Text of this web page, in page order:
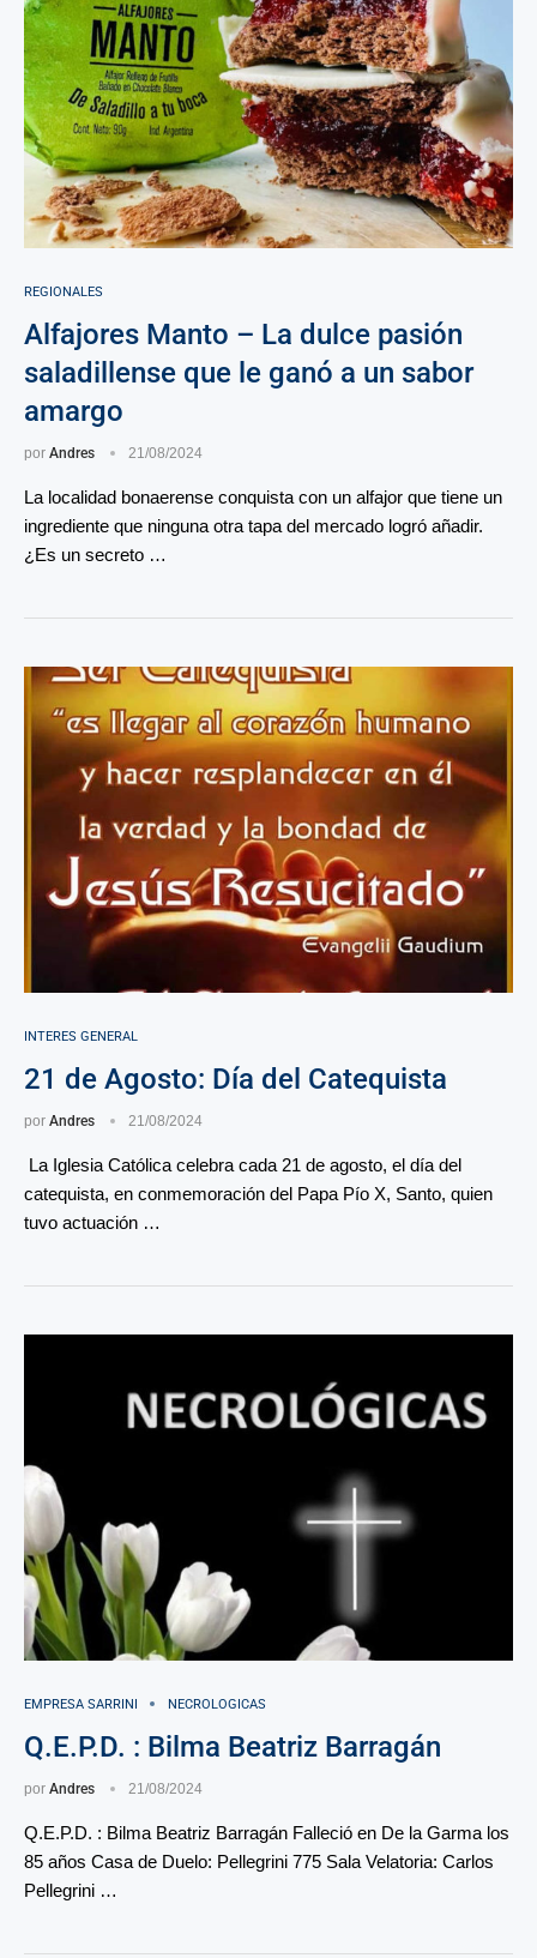
REGIONALES
Alfajores Manto – La dulce pasión
saladillense que le ganó a un sabor
amargo
por Andres 21/08/2024
La localidad bonaerense conquista con un alfajor que tiene un
ingrediente que ninguna otra tapa del mercado logró añadir.
¿Es un secreto …
INTERES GENERAL
21 de Agosto: Día del Catequista
por Andres 21/08/2024
La Iglesia Católica celebra cada 21 de agosto, el día del
catequista, en conmemoración del Papa Pío X, Santo, quien
tuvo actuación …
EMPRESA SARRINI NECROLOGICAS
Q.E.P.D. : Bilma Beatriz Barragán
por Andres 21/08/2024
Q.E.P.D. : Bilma Beatriz Barragán Falleció en De la Garma los
85 años Casa de Duelo: Pellegrini 775 Sala Velatoria: Carlos
Pellegrini …